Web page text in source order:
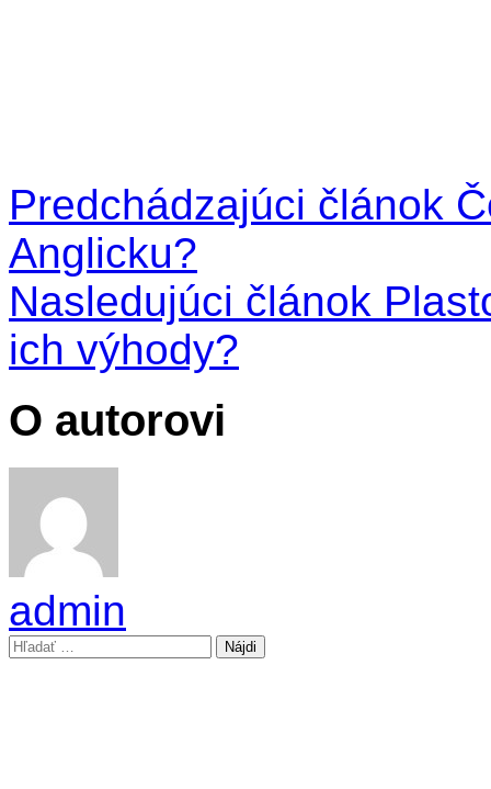
Predchádzajúci článok
Anglicku?
Nasledujúci článok
ich výhody?
O autorovi
admin
Hľadať: